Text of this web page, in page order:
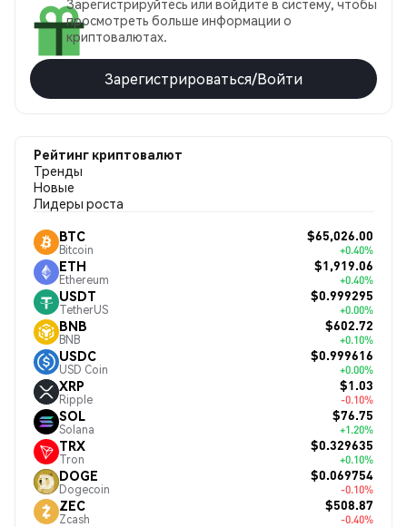
Зарегистрируйтесь или войдите в систему, чтобы
просмотреть больше информации о
криптовалютах.
Зарегистрироваться/Войти
Рейтинг криптовалют
Тренды
Новые
Лидеры роста
BTC
Bitcoin
$65,026.00
+0.40%
ETH
Ethereum
$1,919.06
+0.40%
USDT
TetherUS
$0.999295
+0.00%
BNB
BNB
$602.72
+0.10%
USDC
USD Coin
$0.999616
+0.00%
XRP
Ripple
$1.03
-0.10%
SOL
Solana
$76.75
+1.20%
TRX
Tron
$0.329635
+0.10%
DOGE
Dogecoin
$0.069754
-0.10%
ZEC
Zcash
$508.87
-0.40%